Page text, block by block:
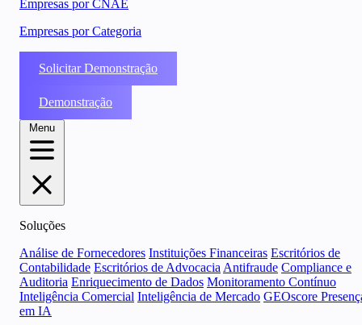
Empresas por CNAE
Empresas por Categoria
Solicitar Demonstração
Demonstração
Menu
Soluções
Análise de Fornecedores Instituições Financeiras Escritórios de
Contabilidade Escritórios de Advocacia Antifraude Compliance e
Auditoria Enriquecimento de Dados Monitoramento Contínuo
Inteligência Comercial Inteligência de Mercado GEOscore
em IA